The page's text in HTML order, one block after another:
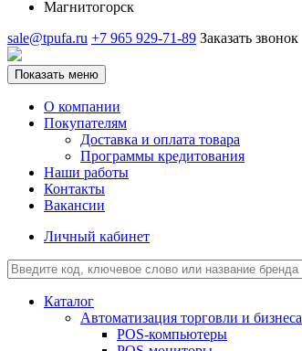
Магнитогорск
sale@tpufa.ru +7 965 929-71-89 Заказать звонок
Показать меню
О компании
Покупателям
Доставка и оплата товара
Программы кредитования
Наши работы
Контакты
Вакансии
Личный кабинет
Каталог
Автоматизация торговли и бизнеса
POS-компьютеры